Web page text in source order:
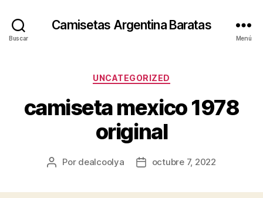
Buscar
Camisetas Argentina Baratas
Menú
Categorías
UNCATEGORIZED
camiseta mexico 1978
original
Autor
Por dealcoolya
Fechaoctubre 7, 2022